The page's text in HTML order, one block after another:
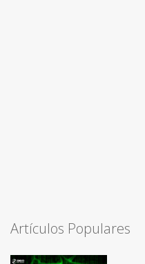
Artículos Populares